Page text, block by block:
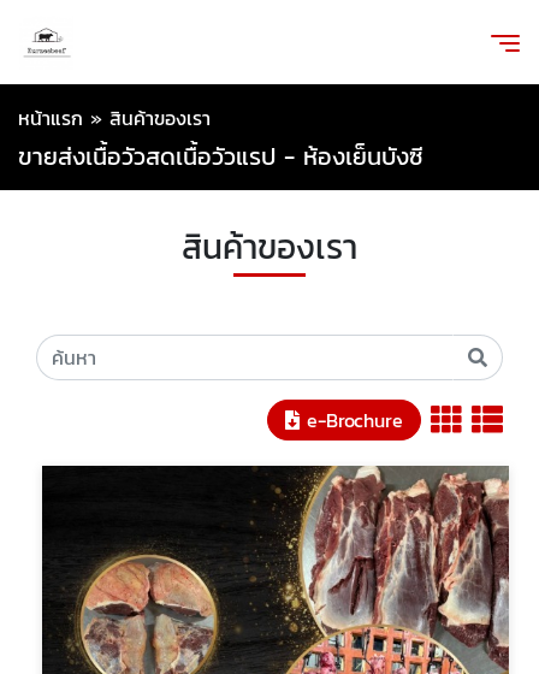
หน้าแรก » สินค้าของเรา
ขายส่งเนื้อวัวสดเนื้อวัวแรป - ห้องเย็นบังซี
สินค้าของเรา
e-Brochure